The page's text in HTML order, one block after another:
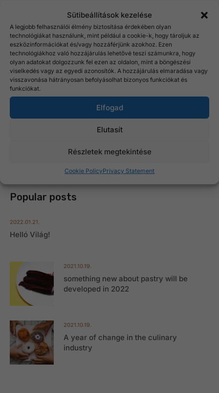
Sütibeállítások kezelése
A legjobb felhasználói élmény biztosítása érdekében olyan
technológiákat használunk, mint például a cookie-k, hogy tároljuk az
eszközinformációkat és/vagy hozzáférjünk azokhoz. Ezen
technológiákhoz való hozzájárulás lehetővé teszi számunkra, hogy
olyan adatokat dolgozzunk fel ezen az oldalon, mint a böngészési
viselkedés vagy az egyedi azonosítók. A hozzájárulás elmaradása vagy
visszavonása hátrányosan befolyásolhat bizonyos funkciókat és
funkciókat.
Elfogad
Elutasít
Részletek megtekintése
Cookie PolicyPrivacy Statement
Bio rizstermékek
Gasztro kiszerelések
Konvencionális rizstermékek
Könyvek
Speciális rizs csomagok
Popular posts
2022.01.21.
Helló Világ!
2021.10.19.
something new about pastry will be
developed in 2022
2021.10.19.
A year of change in the culinary
industry